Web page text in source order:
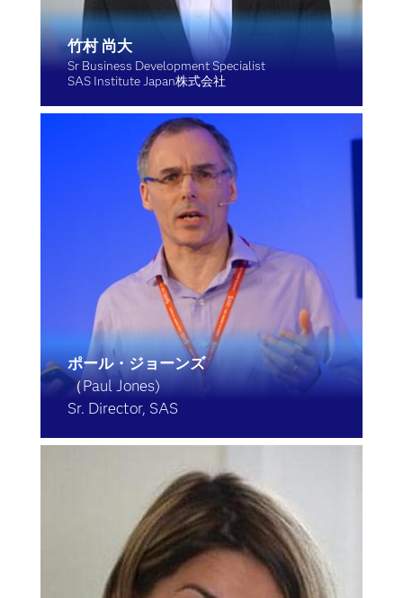
竹村 尚大
Sr Business Development Specialist
SAS Institute Japan株式会社
ポール・ジョーンズ
（Paul Jones)
Sr. Director, SAS